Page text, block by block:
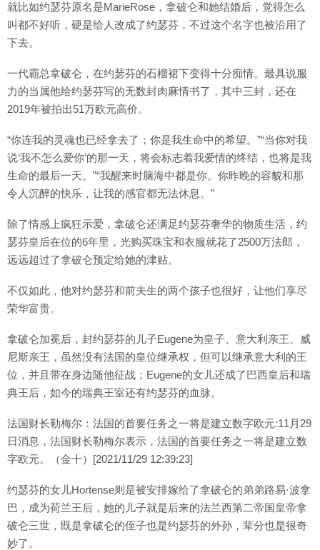
就比如约瑟芬原名是MarieRose，拿破仑和她结婚后，觉得怎么
叫都不好听，硬是给人改成了约瑟芬，不过这个名字也被沿用了
下去。
一代霸总拿破仑，在约瑟芬的石榴裙下变得十分痴情。最具说服
力的当属他给约瑟芬写的无数封肉麻情书了，其中三封，还在
2019年被拍出51万欧元高价。
“你连我的灵魂也已经拿去了；你是我生命中的希望。”“当你对我
说‘我不怎么爱你’的那一天，将会标志着我爱情的终结，也将是我
生命的最后一天。”“我醒来时脑海中都是你。你昨晚的容貌和那
令人沉醉的快乐，让我的感官都无法休息。”
除了情感上疯狂示爱，拿破仑还满足约瑟芬奢华的物质生活，约
瑟芬皇后在位的6年里，光购买珠宝和衣服就花了2500万法郎，
远远超过了拿破仑预定给她的津贴。
不仅如此，他对约瑟芬和前夫生的两个孩子也很好，让他们享尽
荣华富贵。
拿破仑加冕后，封约瑟芬的儿子Eugene为皇子、意大利亲王、威
尼斯亲王，虽然没有法国的皇位继承权，但可以继承意大利的王
位，并且带在身边随他征战；Eugene的女儿还成了巴西皇后和瑞
典王后，如今的瑞典王室还有约瑟芬的血脉。
法国财长勒梅尔：法国的首要任务之一将是建立数字欧元:11月29
日消息，法国财长勒梅尔表示，法国的首要任务之一将是建立数
字欧元。（金十）[2021/11/29 12:39:23]
约瑟芬的女儿Hortense则是被安排嫁给了拿破仑的弟弟路易·波拿
巴，成为荷兰王后，她的儿子就是后来的法兰西第二帝国皇帝拿
破仑三世，既是拿破仑的侄子也是约瑟芬的外孙，辈分也是很奇
妙了。